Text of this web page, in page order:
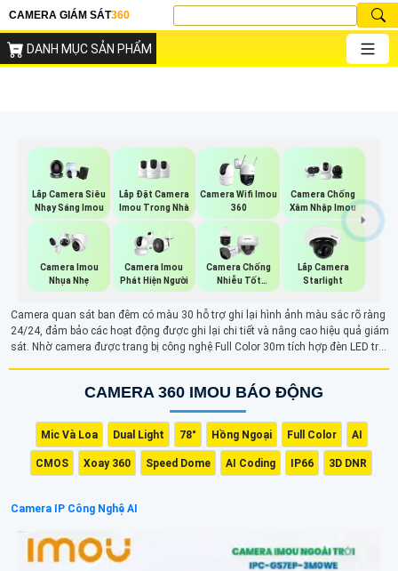
CAMERA GIÁM SÁT360
DANH MỤC SẢN PHẨM
Lắp Camera Siêu
Nhạy Sáng Imou
Lắp Đặt Camera
Imou Trong Nhà
Camera Wifi Imou
360
Camera Chống
Xâm Nhập Imou
Camera Imou
Nhụa Nhẹ
Camera Imou
Phát Hiện Người
Camera Chống
Nhiễu Tốt
Vantech
Lắp Camera
Starlight
Camera quan sát ban đêm có màu 30 hỗ trợ ghi lại hình ảnh màu sắc rõ ràng
24/24, đảm bảo các hoạt động được ghi lại chi tiết và nâng cao hiệu quả giám
sát. Nhờ camera được trang bị công nghệ Full Color 30m tích hợp đèn LED trợ
CAMERA 360 IMOU BÁO ĐỘNG
Mic Và Loa Dual Light 78° Hồng Ngoại Full Color AI
CMOS Xoay 360 Speed Dome AI Coding IP66 3D DNR
Camera IP Công Nghệ AI